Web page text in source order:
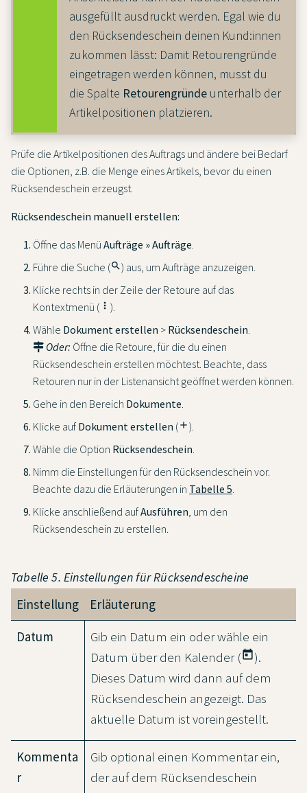
ausgefüllt ausdruckt werden. Egal wie du
den Rücksendeschein deinen Kund:innen
zukommen lässt: Damit Retourengründe
eingetragen werden können, musst du
die Spalte Retourengründe unterhalb der
Artikelpositionen platzieren.
Prüfe die Artikelpositionen des Auftrags und ändere bei Bedarf
die Optionen, z.B. die Menge eines Artikels, bevor du einen
Rücksendeschein erzeugst.
Rücksendeschein manuell erstellen:
Öffne das Menü Aufträge » Aufträge.
Führe die Suche (search) aus, um Aufträge anzuzeigen.
Klicke rechts in der Zeile der Retoure auf das
Kontextmenü ( more_vert ).
Wähle Dokument erstellen > Rücksendeschein.
Oder: Öffne die Retoure, für die du einen
Rücksendeschein erstellen möchtest. Beachte, dass
Retouren nur in der Listenansicht geöffnet werden können.
Gehe in den Bereich Dokumente.
Klicke auf Dokument erstellen (add).
Wähle die Option Rücksendeschein.
Nimm die Einstellungen für den Rücksendeschein vor.
Beachte dazu die Erläuterungen in Tabelle 5.
Klicke anschließend aufAusführen, um den
Rücksendeschein zu erstellen.
Tabelle 5. Einstellungen für Rücksendescheine
Einstellung
Erläuterung
Datum
Gib ein Datum ein oder wähle ein
Datum über den Kalender (today).
Dieses Datum wird dann auf dem
Rücksendeschein angezeigt. Das
aktuelle Datum ist voreingestellt.
Kommenta
r
Gib optional einen Kommentar ein,
der auf dem Rücksendeschein